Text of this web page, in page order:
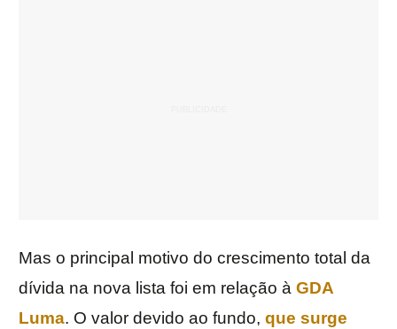
Mas o principal motivo do crescimento total da
dívida na nova lista foi em relação à GDA
Luma. O valor devido ao fundo, que surge